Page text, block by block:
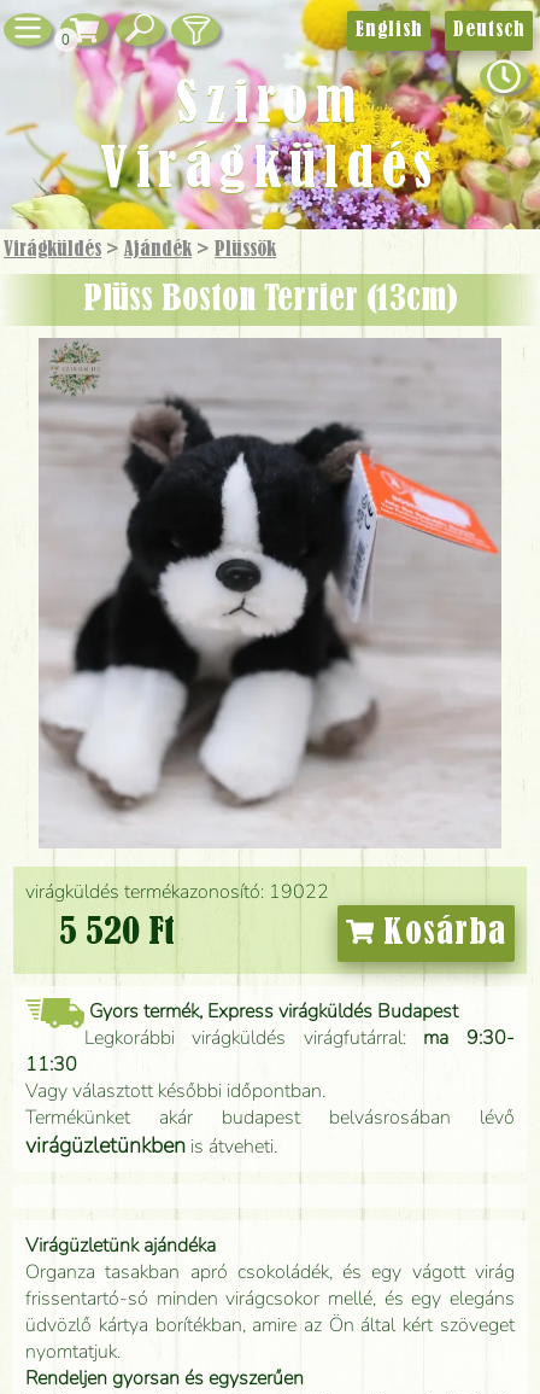
0
Virágküldés >Ajándék > Plüssök
Plüss Boston Terrier (13cm)
virágküldés termékazonosító: 19022
5 520 Ft Kosárba
Gyors termék, Express virágküldés Budapest
Legkorábbi virágküldés virágfutárral: ma 9:30-
11:30
Vagy választott későbbi időpontban.
Termékünket akár budapest belvásrosában lévő
virágüzletünkben is átveheti.
Virágüzletünk ajándéka
Organza tasakban apró csokoládék, és egy vágott virág
frissentartó-só minden virágcsokor mellé, és egy elegáns
üdvözlő kártya borítékban, amire az Ön által kért szöveget
nyomtatjuk.
Rendeljen gyorsan és egyszerűen
English Deutsch
Szirom
Virágküldés